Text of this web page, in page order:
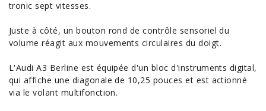
tronic sept vitesses.
Juste à côté, un bouton rond de contrôle sensoriel du
volume réagit aux mouvements circulaires du doigt.
L'Audi A3 Berline est équipée d'un bloc d'instruments digital,
qui affiche une diagonale de 10,25 pouces et est actionné
via le volant multifonction.